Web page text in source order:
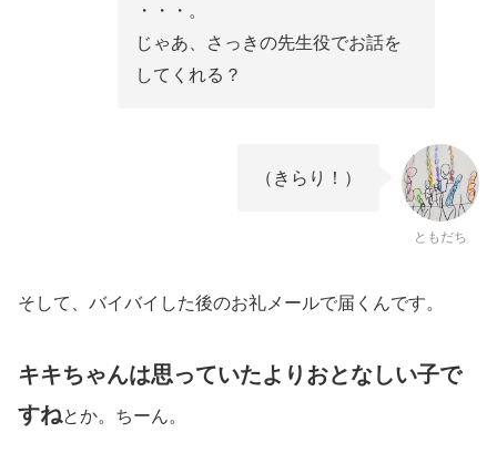
・・・。
じゃあ、さっきの先生役でお話を
してくれる？
（きらり！）
ともだち
そして、バイバイした後のお礼メールで届くんです。
キキちゃんは思っていたよりおとなしい子で
すねとか。ちーん。